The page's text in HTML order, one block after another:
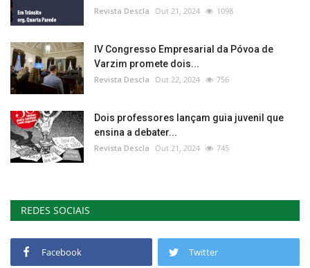
Revista Descla Out 21, 2024 1098
IV Congresso Empresarial da Póvoa de
Varzim promete dois...
Revista Descla Out 22, 2024 756
Dois professores lançam guia juvenil que
ensina a debater...
Revista Descla Out 21, 2024 745
REDES SOCIAIS
Facebook Twitter